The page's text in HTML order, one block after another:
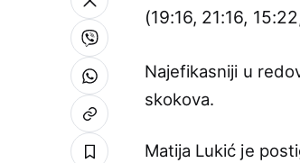
(19:16, 21:16,
Najefikasniji u
skokova.
Matija Lukić je